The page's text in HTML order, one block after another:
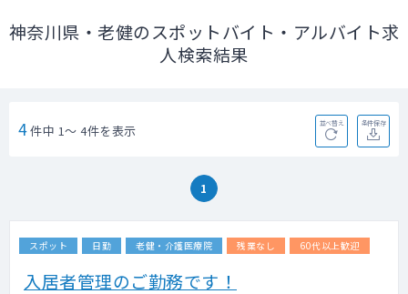
神奈川県・老健のスポットバイト・アルバイト求
人検索結果
4件中 1～ 4件を表示 並べ替え 条件保存
1
スポット 日勤 老健・介護医療院 残業なし 60代以上歓迎
入居者管理のご勤務です！